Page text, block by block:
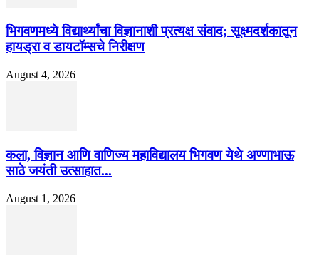
भिगवणमध्ये विद्यार्थ्यांचा विज्ञानाशी प्रत्यक्ष संवाद; सूक्ष्मदर्शकातून
हायड्रा व डायटॉम्सचे निरीक्षण
August 4, 2026
कला, विज्ञान आणि वाणिज्य महाविद्यालय भिगवण येथे अण्णाभाऊ
साठे जयंती उत्साहात...
August 1, 2026